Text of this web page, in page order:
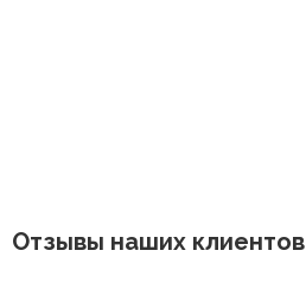
Отзывы наших клиентов